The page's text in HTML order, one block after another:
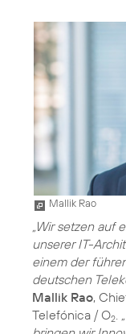
Mallik Rao
„Wir setzen auf
unserer IT-
einem der
deutschen
Mallik Rao,
Telefónica / O2.